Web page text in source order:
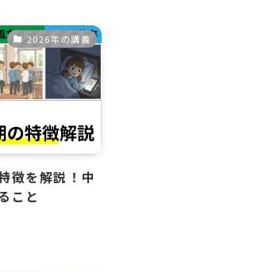
2026年の講義
徴を解説！中
こと